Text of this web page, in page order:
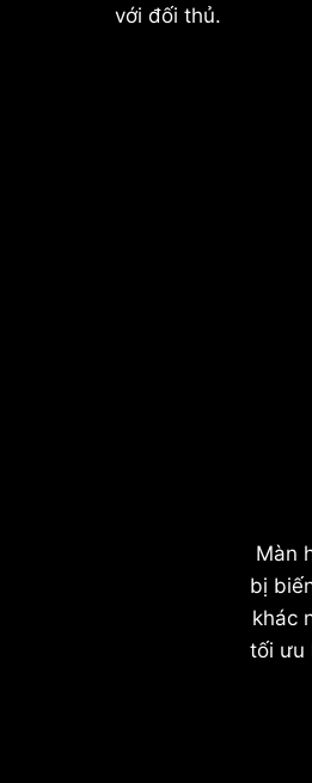
với đối thủ.
Màn
bị
khác
tối ưu